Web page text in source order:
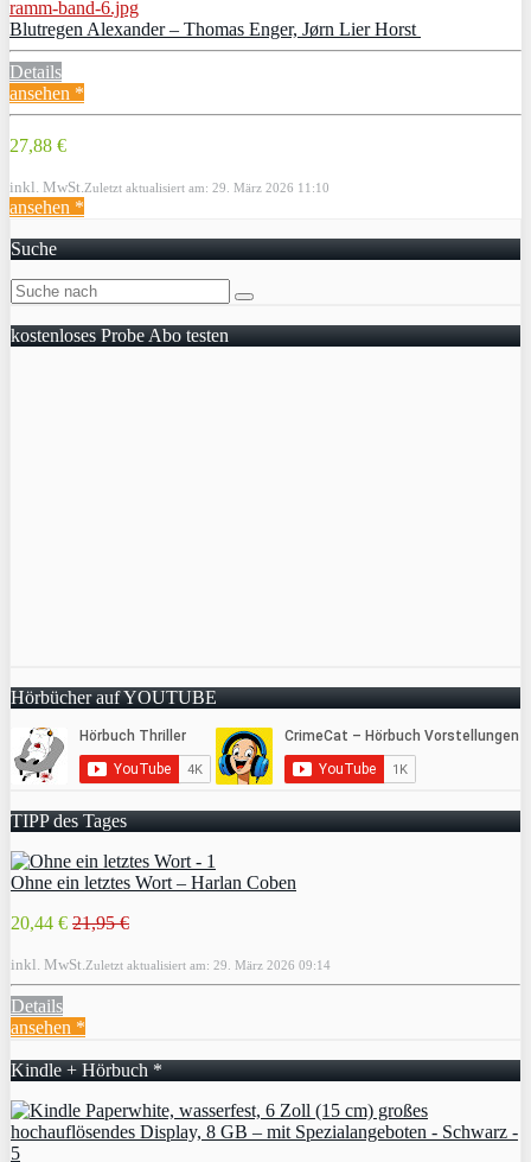
Blutregen Alexander – Thomas Enger, Jørn Lier Horst
Details
ansehen *
27,88 €
inkl. MwSt. Zuletzt aktualisiert am: 29. März 2026 11:10
ansehen *
Suche
kostenloses Probe Abo testen
Hörbücher auf YOUTUBE
TIPP des Tages
Ohne ein letztes Wort – Harlan Coben
20,44 € 21,95 €
inkl. MwSt. Zuletzt aktualisiert am: 29. März 2026 09:14
Details
ansehen *
Kindle + Hörbuch *